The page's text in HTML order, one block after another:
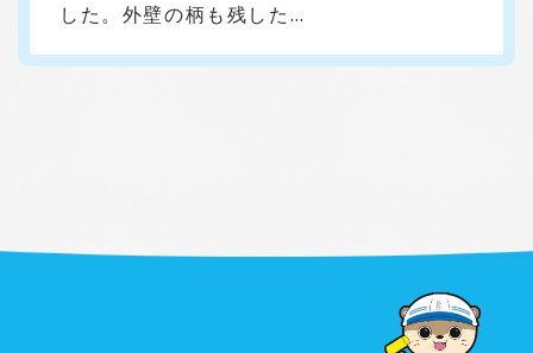
した。外壁の柄も残した…